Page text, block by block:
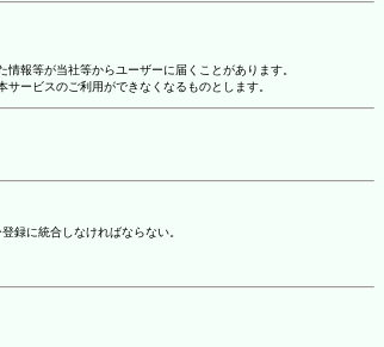
報等が当社等からユーザーに届くことがあります。
ービスのご利用ができなくなるものとします。
録に統合しなければならない。